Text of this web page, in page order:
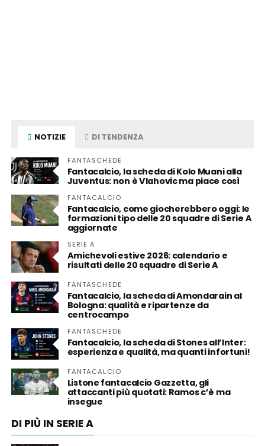
NOTIZIE DI TENDENZA
FANTASCHEDE
Fantacalcio, la scheda di Kolo Muani alla
Juventus: non è Vlahovic ma piace così
FANTACALCIO
Fantacalcio, come giocherebbero oggi: le
formazioni tipo delle 20 squadre di Serie A
aggiornate
SERIE A
Amichevoli estive 2026: calendario e
risultati delle 20 squadre di Serie A
FANTASCHEDE
Fantacalcio, la scheda di Amondarain al
Bologna: qualità e ripartenze da
centrocampo
FANTASCHEDE
Fantacalcio, la scheda di Stones all’Inter:
esperienza e qualità, ma quanti infortuni!
FANTACALCIO
Listone fantacalcio Gazzetta, gli
attaccanti più quotati: Ramos c’è ma
insegue
DI PIÙ IN SERIE A